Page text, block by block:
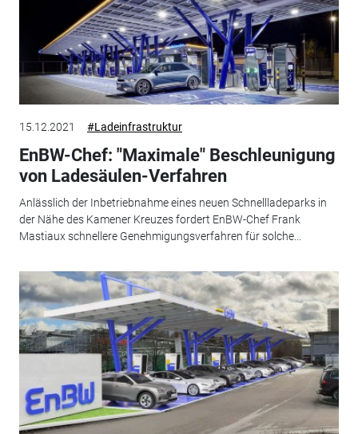
15.12.2021 #Ladeinfrastruktur
EnBW-Chef: "Maximale" Beschleunigung
von Ladesäulen-Verfahren
Anlässlich der Inbetriebnahme eines neuen Schnellladeparks in
der Nähe des Kamener Kreuzes fordert EnBW-Chef Frank
Mastiaux schnellere Genehmigungsverfahren für solche...